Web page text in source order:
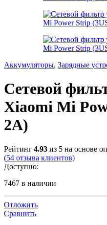
Аккумуляторы, Зарядные
Сетевой
Xiaomi Mi
2A)
Рейтинг 4.93 из 5 на основе
(54 отзыва клиентов)
Доступно:
7467 в наличии
Отложить
Сравнить